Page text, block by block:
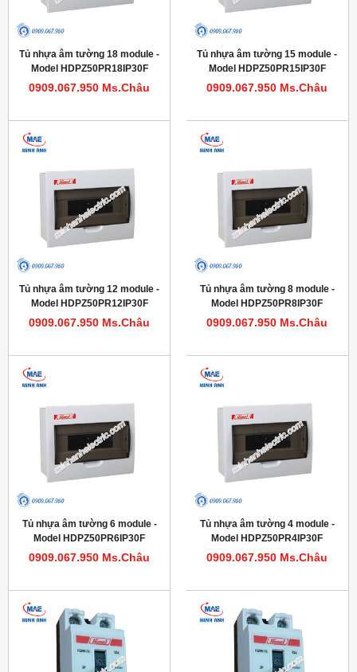
Tủ nhựa âm tường 18 module -
Model HDPZ50PR18IP30F
0909.067.950 Ms.Châu
Tủ nhựa âm tường 15 module -
Model HDPZ50PR15IP30F
0909.067.950 Ms.Châu
Tủ nhựa âm tường 12 module -
Model HDPZ50PR12IP30F
0909.067.950 Ms.Châu
Tủ nhựa âm tường 8 module -
Model HDPZ50PR8IP30F
0909.067.950 Ms.Châu
Tủ nhựa âm tường 6 module -
Model HDPZ50PR6IP30F
0909.067.950 Ms.Châu
Tủ nhựa âm tường 4 module -
Model HDPZ50PR4IP30F
0909.067.950 Ms.Châu